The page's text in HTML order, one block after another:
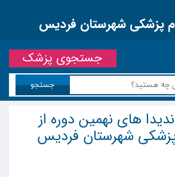
پزشکی شهرستان فردیس
جستجو
جستجوی پزشک
های نهمین دوره از
پزشکی شهرستان فردیس